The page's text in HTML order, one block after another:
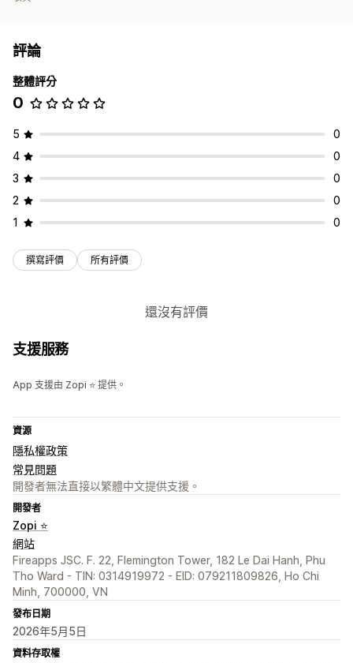
評論
整體評分
0
5
0
4
0
3
0
2
0
1
0
撰寫評價 所有評價
還沒有評價
支援服務
App 支援由 Zopi ⭐ 提供。
資源
隱私權政策
常見問題
開發者無法直接以繁體中文提供支援。
開發者
Zopi ⭐
網站
Fireapps JSC. F. 22, Flemington Tower, 182 Le Dai Hanh, Phu
Tho Ward - TIN: 0314919972 - EID: 079211809826, Ho Chi
Minh, 700000, VN
發布日期
2026年5月5日
資料存取權